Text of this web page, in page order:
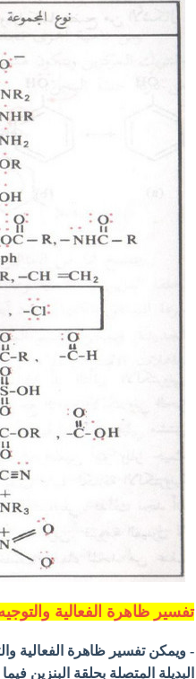
تفسير ظاهرة الفعالية
- ويمكن تفسير ظاهرة الفعالية
البديلة المتصلة بحلقة البنزين